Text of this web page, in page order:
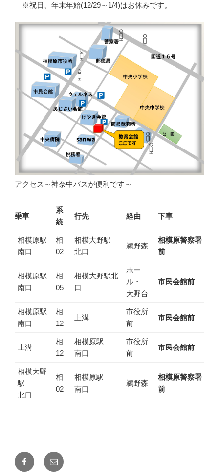
※祝日、年末年始(12/29～1/4)はお休みです。
アクセス～神奈中バスが便利です～
乗車
系
統
行先 経由 下車
相模原駅
南口
相
02
相模大野駅
北口
鵜野森
相模原警察署
前
相模原駅
南口
相
05
相模大野駅北
口
ホー
ル・
大野台
市民会館前
相模原駅
南口
相
12
上溝
市役所
前
市民会館前
上溝
相
12
相模原駅
南口
市役所
前
市民会館前
相模大野
駅
北口
相
02
相模原駅
南口
鵜野森
相模原警察署
前
Facebook
メ